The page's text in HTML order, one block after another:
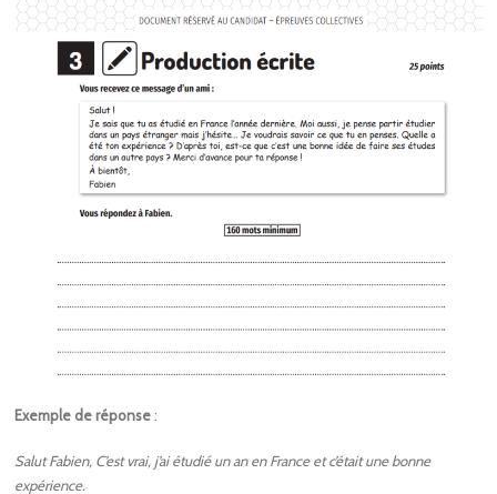
Exemple de réponse:
Salut Fabien, C’est vrai, j’ai étudié un an en France et c’était une bonne
expérience.